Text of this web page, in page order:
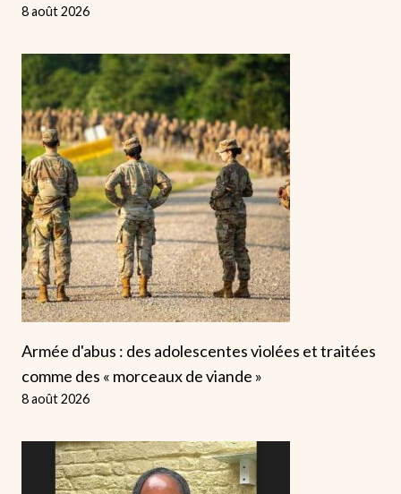
8 août 2026
Armée d'abus : des adolescentes violées et traitées
comme des « morceaux de viande »
8 août 2026